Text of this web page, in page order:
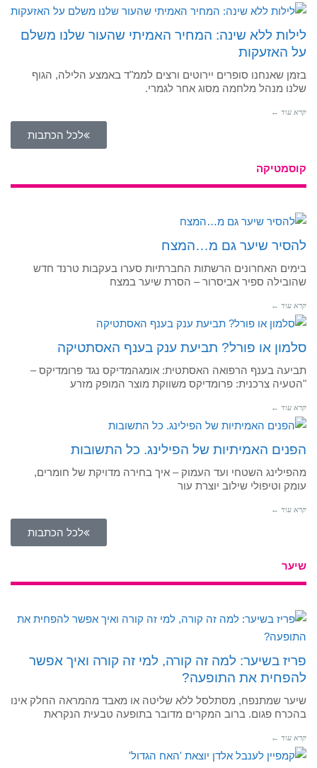
לילות ללא שינה: המחיר האמיתי שהעור שלנו משלם
על האזעקות
בזמן שאנחנו סופרים יירוטים ורצים לממ"ד באמצע הלילה, הגוף
שלנו מנהל מלחמה מסוג אחר לגמרי.
קרא עוד ←
לכל הכתבות
קוסמטיקה
להסיר שיער גם מ…המצח
בימים האחרונים הרשתות החברתיות סערו בעקבות טרנד חדש
שהובילה ספיר אביסרור – הסרת שיער במצח
קרא עוד ←
סלמון או פורל? תביעת ענק בענף האסתטיקה
תביעה בענף הרפואה האסתטית: אומגהמדיקס נגד פרומדיקס –
"הטעיה צרכנית: פרומדיקס משווקת מוצר המופק מזרע
קרא עוד ←
הפנים האמיתיות של הפילינג. כל התשובות
מהפילינג השטחי ועד העמוק – איך בחירה מדויקת של חומרים,
עומק וטיפולי שילוב יוצרת עור
קרא עוד ←
לכל הכתבות
שיער
פריז בשיער: למה זה קורה, למי זה קורה ואיך אפשר
להפחית את התופעה?
שיער שמתנפח, מסתלסל ללא שליטה או מאבד מהמראה החלק אינו
בהכרח פגום. ברוב המקרים מדובר בתופעה טבעית הנקראת
קרא עוד ←